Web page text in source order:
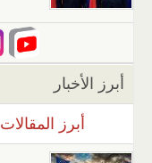
أبرز الأخبار
أبرز المقالات